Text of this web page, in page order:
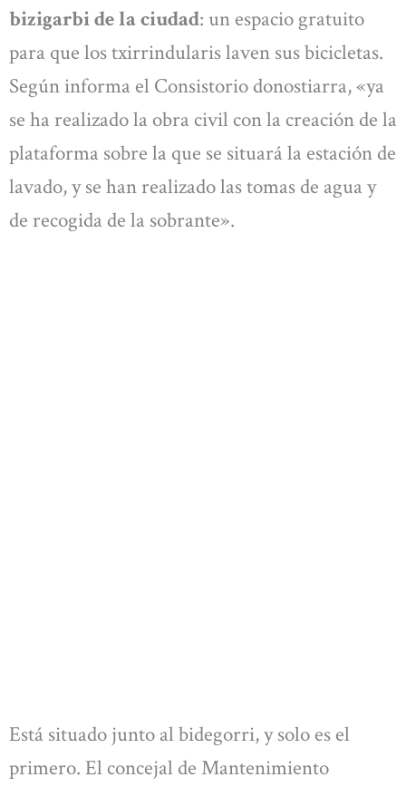
bizigarbi de la ciudad: un espacio gratuito
para que los txirrindularis laven sus bicicletas.
Según informa el Consistorio donostiarra, «ya
se ha realizado la obra civil con la creación de la
plataforma sobre la que se situará la estación de
lavado, y se han realizado las tomas de agua y
de recogida de la sobrante».
Está situado junto al bidegorri, y solo es el
primero. El concejal de Mantenimiento